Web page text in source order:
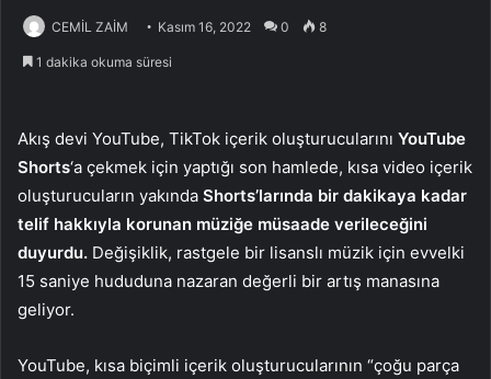
CEMİL ZAİM Kasım 16, 2022 0 8
1 dakika okuma süresi
Akış devi YouTube, TikTok içerik oluşturucularını YouTube
Shorts‘a çekmek için yaptığı son hamlede, kısa video içerik
oluşturucuların yakında Shorts’larında bir dakikaya kadar
telif hakkıyla korunan müziğe müsaade verileceğini
duyurdu. Değişiklik, rastgele bir lisanslı müzik için evvelki
15 saniye hududuna nazaran değerli bir artış manasına
geliyor.
YouTube, kısa biçimli içerik oluşturucularının “çoğu parça